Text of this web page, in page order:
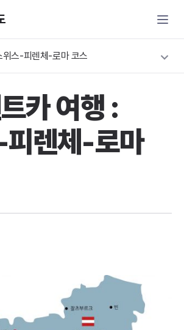
위스-피렌체-로마 코스
카 여행 :
렌체-로마